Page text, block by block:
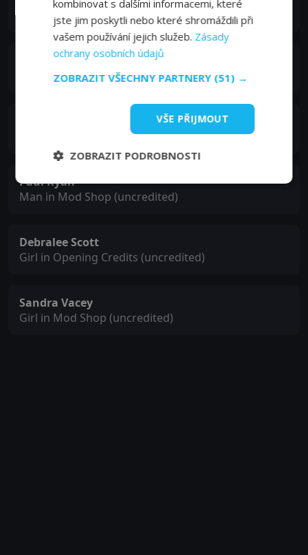
Roy Stradden
Charlene Jones
Girl in Mod Shop (uncredited)
Paul Ryan
Man in Mod Shop (uncredited)
Debralee Scott
Girl in Opening Credits (uncredited)
Sandra Vacey
Girl in Mod Shop (uncredited)
kombinovat s dalšími informacemi, které
jste jim poskytli nebo které shromáždili při
vašem používání jejich služeb. Zásady
ochrany osobních údajů
ZOBRAZIT VŠECHNY PARTNERY (51) →
VŠE PŘIJMOUT
ZOBRAZIT PODROBNOSTI